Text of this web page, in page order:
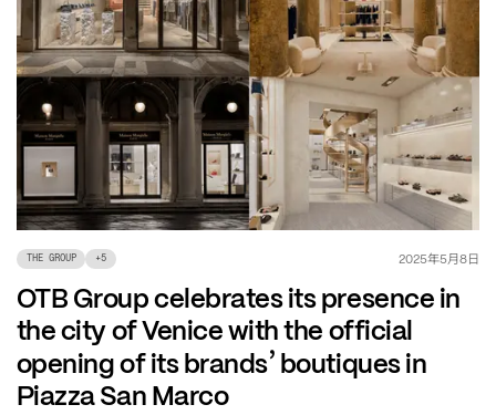
THE GROUP +5 2025年5月8日
OTB Group celebrates its presence in
the city of Venice with the official
opening of its brands’boutiques in
Piazza San Marco